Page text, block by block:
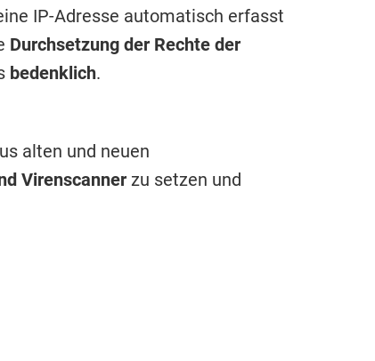
IP-Adresse automatisch erfasst
Durchsetzung der Rechte der
bedenklich.
alten und neuen
Virenscanner zu setzen und